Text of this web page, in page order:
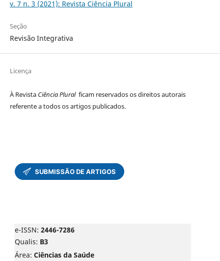
v. 7 n. 3 (2021): Revista Ciência Plural
Seção
Revisão Integrativa
Licença
À Revista Ciência Plural ficam reservados os direitos autorais
referente a todos os artigos publicados.
e-ISSN: 2446-7286
Qualis: B3
Área: Ciências da Saúde